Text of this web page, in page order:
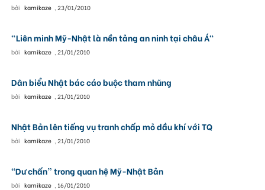
bởi kamikaze , 23/01/2010
"Liên minh Mỹ-Nhật là nền tảng an ninh tại châu Á"
bởi kamikaze , 21/01/2010
Dân biểu Nhật bác cáo buộc tham nhũng
bởi kamikaze , 21/01/2010
Nhật Bản lên tiếng vụ tranh chấp mỏ dầu khí với TQ
bởi kamikaze , 21/01/2010
“Dư chấn” trong quan hệ Mỹ-Nhật Bản
bởi kamikaze , 16/01/2010